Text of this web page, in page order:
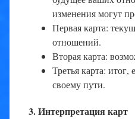
изменения могут
Первая карта:
отношений.
Вторая карта:
Третья карта: итог,
своему пути.
3. Интерпретация карт